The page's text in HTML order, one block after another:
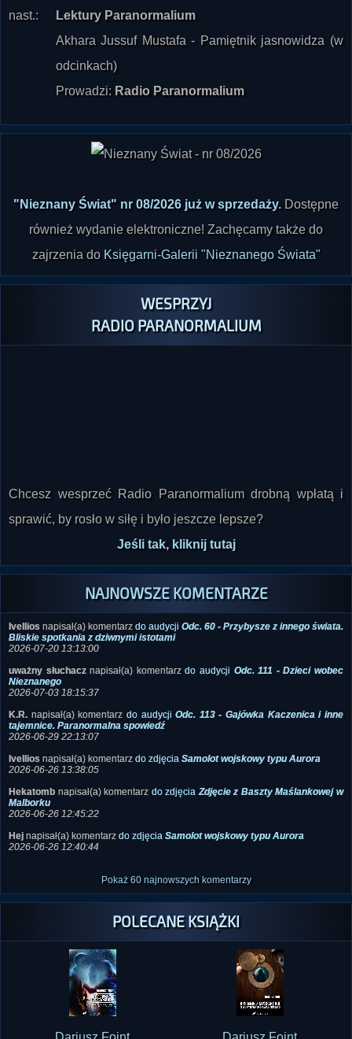
Akhara Jussuf Mustafa - Pamiętnik jasnowidza (w
odcinkach)
Prowadzi:Radio Paranormalium
również wydanie elektroniczne! Zachęcamy także do
zajrzenia doKsięgarni-Galerii "Nieznanego Świata"
WESPRZYJ
RADIO PARANORMALIUM
sprawić, by rosło w siłę i było jeszcze lepsze?
Jeśli tak, kliknij tutaj
NAJNOWSZE KOMENTARZE
napisał(a) komentarzdo audycjiOdc. 60 - Przybysze z innego świata.
uważny słuchacz napisał(a) komentarz
Nieznanego
K.R.napisał(a) komentarz
tajemnice. Paranormalna spowiedź
Ivelliosnapisał(a) komentarzdo zdjęcia
2026-06-26 13:38:05
Hekatombnapisał(a) komentarzdo zdjęciaZdjęcie z Baszty Maślankowej w
Malborku
Hejnapisał(a) komentarz
2026-06-26 12:40:44
POLECANE KSIĄŻKI
Dariusz Foint
Historie duchowe
Dariusz Foint
Dziennik z Mysłakowic